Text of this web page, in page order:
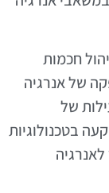
חכמות
של אנרגיה
של
בטכנולוגיות